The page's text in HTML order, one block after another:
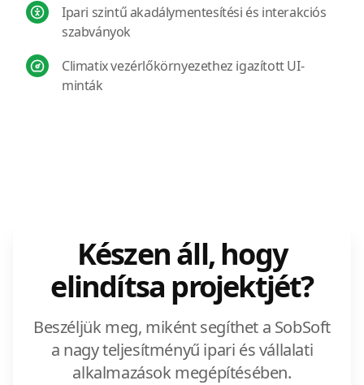
Ipari szintű akadálymentesítési és interakciós
szabványok
Climatix vezérlőkörnyezethez igazított UI-
minták
Készen áll, hogy
elindítsa projektjét?
Beszéljük meg, miként segíthet a SobSoft
a nagy teljesítményű ipari és vállalati
alkalmazások megépítésében.